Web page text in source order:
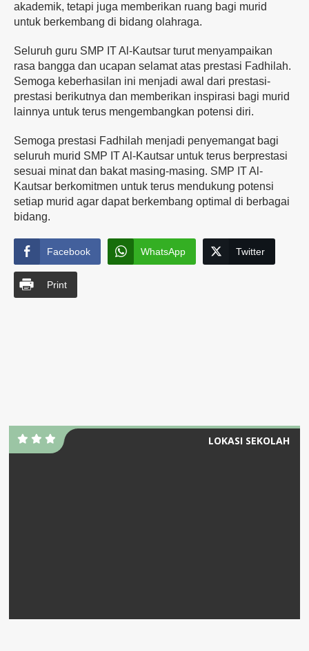
akademik, tetapi juga memberikan ruang bagi murid
untuk berkembang di bidang olahraga.
Seluruh guru SMP IT Al-Kautsar turut menyampaikan
rasa bangga dan ucapan selamat atas prestasi Fadhilah.
Semoga keberhasilan ini menjadi awal dari prestasi-
prestasi berikutnya dan memberikan inspirasi bagi murid
lainnya untuk terus mengembangkan potensi diri.
Semoga prestasi Fadhilah menjadi penyemangat bagi
seluruh murid SMP IT Al-Kautsar untuk terus berprestasi
sesuai minat dan bakat masing-masing. SMP IT Al-
Kautsar berkomitmen untuk terus mendukung potensi
setiap murid agar dapat berkembang optimal di berbagai
bidang.
Facebook WhatsApp Twitter
Print
LOKASI SEKOLAH